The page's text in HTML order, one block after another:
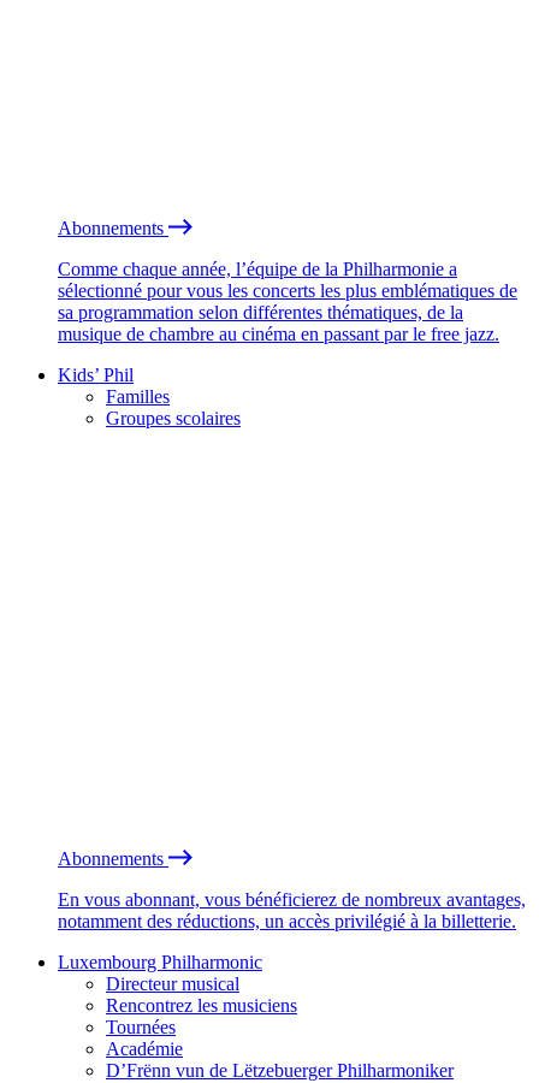
Abonnements
Comme chaque année, l’équipe de la Philharmonie a
sélectionné pour vous les concerts les plus emblématiques de
sa programmation selon différentes thématiques, de la
musique de chambre au cinéma en passant par le free jazz.
Kids’ Phil
Familles
Groupes scolaires
Abonnements
En vous abonnant, vous bénéficierez de nombreux avantages,
notamment des réductions, un accès privilégié à la billetterie.
Luxembourg Philharmonic
Directeur musical
Rencontrez les musiciens
Tournées
Académie
D’Frënn vun de Lëtzebuerger Philharmoniker